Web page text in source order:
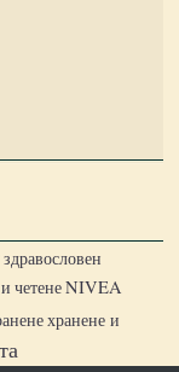
здравословен
четенеNIVEA
хранене и